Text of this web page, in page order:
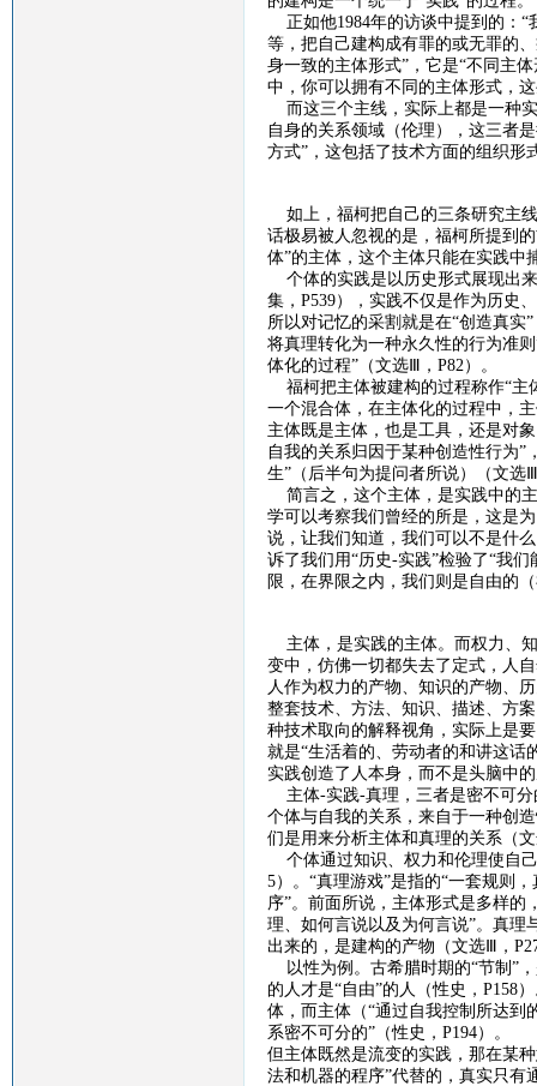
正如他1984年的访谈中提到的：
等，把自己建构成有罪的或无罪的
身一致的主体形式”，它是“不同主
中，你可以拥有不同的主体形式，
而这三个主线，实际上都是一种
自身的关系领域（伦理），这三者
方式”，这包括了技术方面的组织形
如上，福柯把自己的三条研究主
话极易被人忽视的是，福柯所提到
体”的主体，这个主体只能在实践中
个体的实践是以历史形式展现出
集， P539），实践不仅是作为历史
所以对记忆的采割就是在“创造真实
将真理转化为一种永久性的行为准则
体化的过程”（文选Ⅲ， P82 ）。
福柯把主体被建构的过程称作“主
一个混合体，在主体化的过程中，
主体既是主体，也是工具，还是对
自我的关系归因于某种创造性行为
生”（后半句为提问者所说）（文选
简言之，这个主体，是实践中的
学可以考察我们曾经的所是，这是
说，让我们知道，我们可以不是什
诉了我们用“历史-实践”检验了“我
限，在界限之内，我们则是自由的
主体，是实践的主体。而权力、
变中，仿佛一切都失去了定式，人
人作为权力的产物、知识的产物、
整套技术、方法、知识、描述、方
种技术取向的解释视角，实际上是
就是“生活着的、劳动者的和讲这话
实践创造了人本身，而不是头脑中
主体-实践-真理，三者是密不可
个体与自我的关系，来自于一种创
们是用来分析主体和真理的关系（
个体通过知识、权力和伦理使自己
5）。“真理游戏”是指的“一套规则
序”。前面所说，主体形式是多样的
理、如何言说以及为何言说”。真理
出来的，是建构的产物（文选Ⅲ，
以性为例。古希腊时期的“节制”
的人才是“自由”的人（性史， P158）
体，而主体（“通过自我控制所达到
系密不可分的”（性史， P194）。
但主体既然是流变的实践，那在某
法和机器的程序”代替的，真实只有